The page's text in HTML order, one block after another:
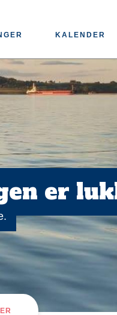
KALENDER
er